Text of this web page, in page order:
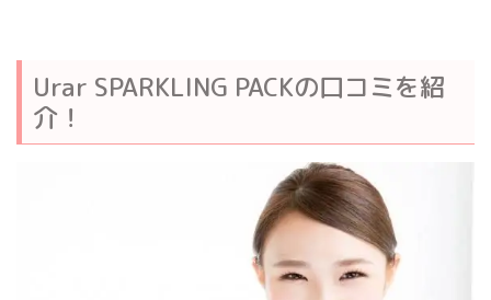
Urar SPARKLING PACKの口コミを紹
介！